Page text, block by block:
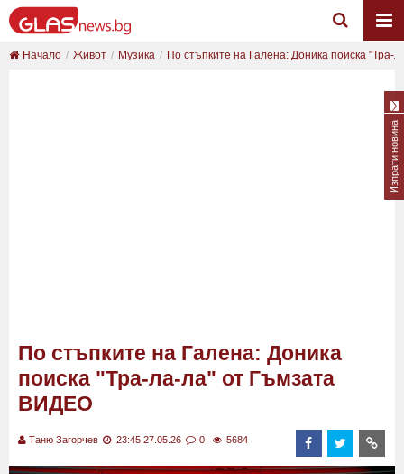
Начало Живот Музика По стъпките на Галена: Доника поиска "Тра-
По стъпките на Галена: Доника
поиска "Тра-ла-ла" от Гъмзата
ВИДЕО
Таню Загорчев 23:45 27.05.26 0 5684
Изпрати новина